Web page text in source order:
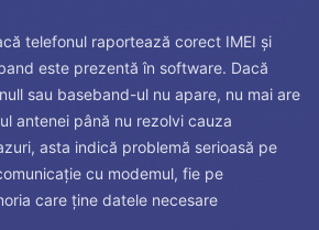
telefonul raportează corect IMEI și
este prezentă în software. Dacă
sau baseband-ul nu apare, nu mai are
antenei până nu rezolvi cauza
asta indică problemă serioasă pe
cu modemul, fie pe
care ține datele necesare